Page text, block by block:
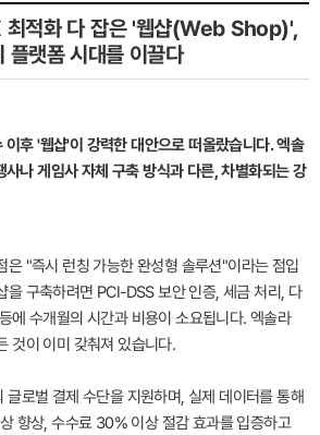
최적화 다 잡은 '웹샵(Web Shop)',
플랫폼 시대를 이끌다
후 '웹샵'이 강력한 대안으로 떠올랐습니다. 엑솔
사나 게임사 자체 구축 방식과 다른, 차별화되는 강
은 "즉시 런칭 가능한 완성형 솔루션"이라는 점입
을 구축하려면 PCI-DSS 보안 인증, 세금 처리, 다
에 수개월의 시간과 비용이 소요됩니다. 엑솔라
것이 이미 갖춰져 있습니다.
로벌 결제 수단을 지원하며, 실제 데이터를 통해
향상, 수수료 30% 이상 절감 효과를 입증하고